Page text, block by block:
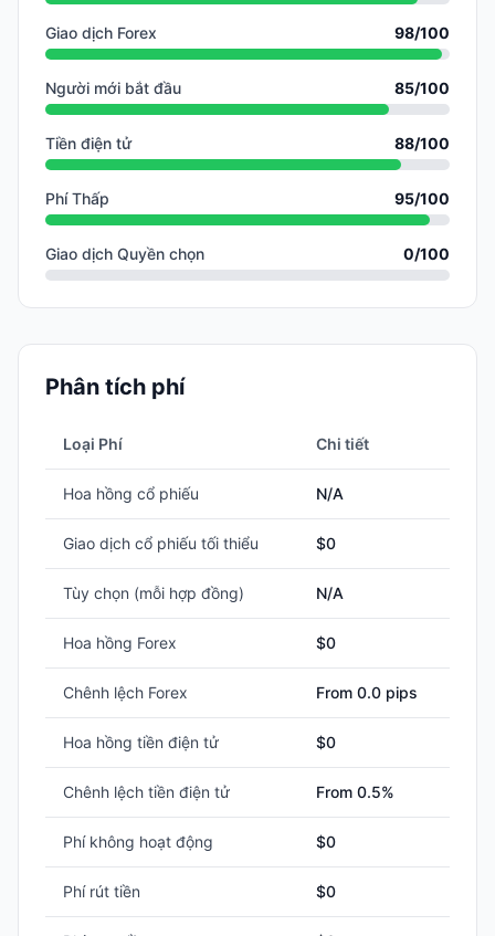
Giao dịch Forex 98/100
Người mới bắt đầu 85/100
Tiền điện tử 88/100
Phí Thấp 95/100
Giao dịch Quyền chọn 0/100
Phân tích phí
Loại Phí Chi tiết
Hoa hồng cổ phiếu N/A
Giao dịch cổ phiếu tối thiểu $0
Tùy chọn (mỗi hợp đồng) N/A
Hoa hồng Forex $0
Chênh lệch Forex From 0.0 pips
Hoa hồng tiền điện tử $0
Chênh lệch tiền điện tử From 0.5%
Phí không hoạt động $0
Phí rút tiền $0